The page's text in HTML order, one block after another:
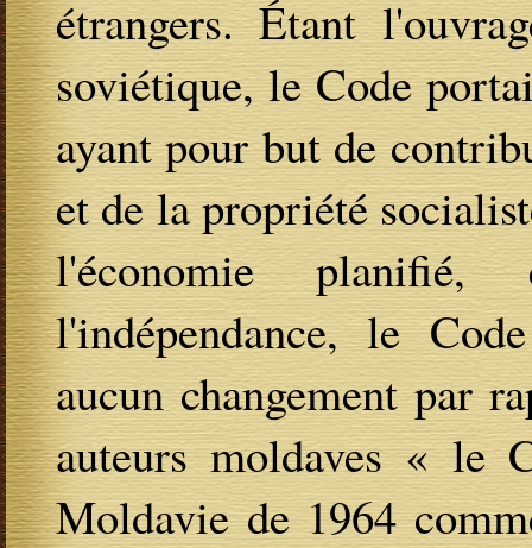
étrangers. Étant
soviétique, le Code
ayant pour but de
et de la propriété
l'économie
l'indépendance, le
aucun changement par
auteurs moldaves « le
Moldavie de 1964